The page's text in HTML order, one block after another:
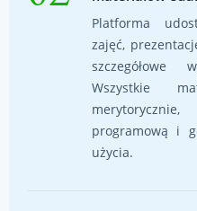
Platforma
zajęć,
szczegółowe
Wszystkie
programową i
użycia.